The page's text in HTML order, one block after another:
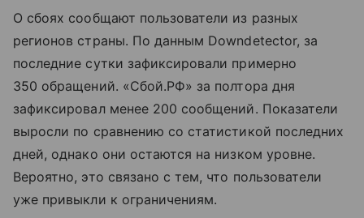
О сбоях сообщают пользователи из разных
регионов страны. По данным Downdetector, за
последние сутки зафиксировали примерно
350 обращений. «Сбой.РФ» за полтора дня
зафиксировал менее 200 сообщений. Показатели
выросли по сравнению со статистикой последних
дней, однако они остаются на низком уровне.
Вероятно, это связано с тем, что пользователи
уже привыкли к ограничениям.